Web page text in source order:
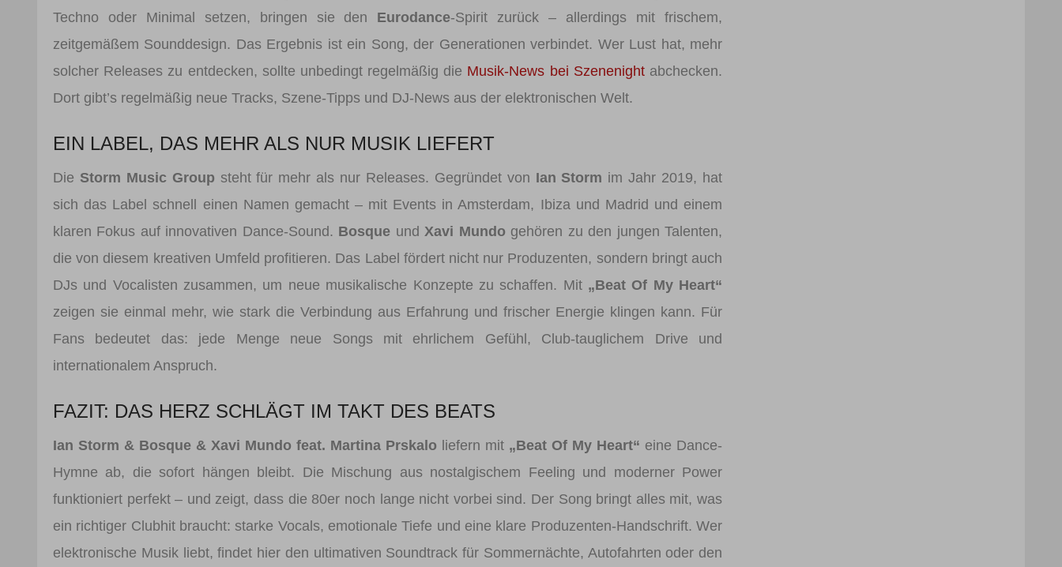
Techno oder Minimal setzen, bringen sie den Eurodance-Spirit zurück – allerdings mit frischem,
zeitgemäßem Sounddesign. Das Ergebnis ist ein Song, der Generationen verbindet. Wer Lust hat, mehr
solcher Releases zu entdecken, sollte unbedingt regelmäßig die Musik-News bei Szenenightabchecken.
Dort gibt’s regelmäßig neue Tracks, Szene-Tipps und DJ-News aus der elektronischen Welt.
EIN LABEL, DAS MEHR ALS NUR MUSIK LIEFERT
Die Storm Music Group steht für mehr als nur Releases. Gegründet von Ian Storm im Jahr 2019, hat
sich das Label schnell einen Namen gemacht – mit Events in Amsterdam, Ibiza und Madrid und einem
klaren Fokus auf innovativen Dance-Sound. Bosque und Xavi Mundo gehören zu den jungen Talenten,
die von diesem kreativen Umfeld profitieren. Das Label fördert nicht nur Produzenten, sondern bringt auch
DJs und Vocalisten zusammen, um neue musikalische Konzepte zu schaffen. Mit „Beat Of My Heart“
zeigen sie einmal mehr, wie stark die Verbindung aus Erfahrung und frischer Energie klingen kann. Für
Fans bedeutet das: jede Menge neue Songs mit ehrlichem Gefühl, Club-tauglichem Drive und
internationalem Anspruch.
FAZIT: DAS HERZ SCHLÄGT IM TAKT DES BEATS
Ian Storm & Bosque & Xavi Mundo feat. Martina Prskalo liefern mit „Beat Of My Heart“ eine Dance-
Hymne ab, die sofort hängen bleibt. Die Mischung aus nostalgischem Feeling und moderner Power
funktioniert perfekt – und zeigt, dass die 80er noch lange nicht vorbei sind. Der Song bringt alles mit, was
ein richtiger Clubhit braucht: starke Vocals, emotionale Tiefe und eine klare Produzenten-Handschrift. Wer
elektronische Musik liebt, findet hier den ultimativen Soundtrack für Sommernächte, Autofahrten oder den